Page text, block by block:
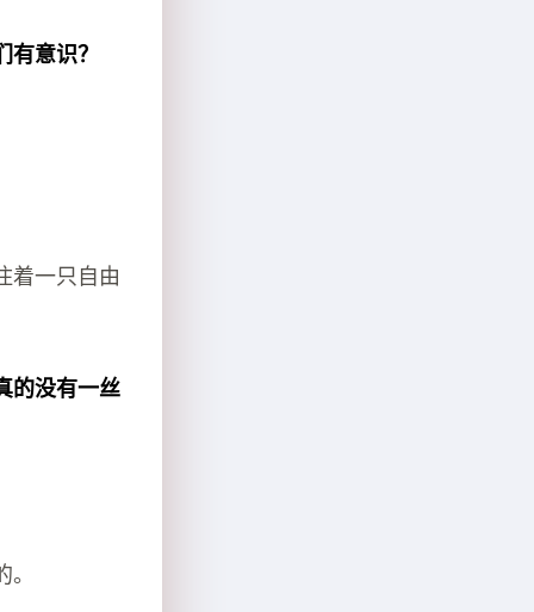
意识？
着一只自由
的没有一丝